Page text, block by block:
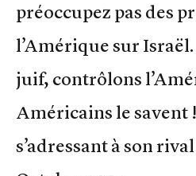
préoccupez pas des
l’Amérique sur
juif, contrôlons
Américains le savent
s’adressant à son